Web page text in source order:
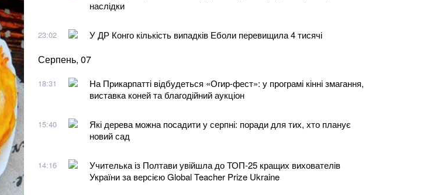
наслідки
23:02 У ДР Конго кількість випадків Еболи перевищила 4 тисячі
Серпень, 07
18:31
На Прикарпатті відбудеться «Огир-фест»: у програмі кінні змагання,
виставка коней та благодійний аукціон
15:40
Які дерева можна посадити у серпні: поради для тих, хто планує
новий сад
14:16
Учителька із Полтави увійшла до ТОП-25 кращих вихователів
України за версією Global Teacher Prize Ukraine